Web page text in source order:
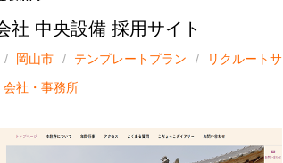
社 中央設備 採用サイト
岡山市 テンプレートプラン
リクルートサ
会社・事務所